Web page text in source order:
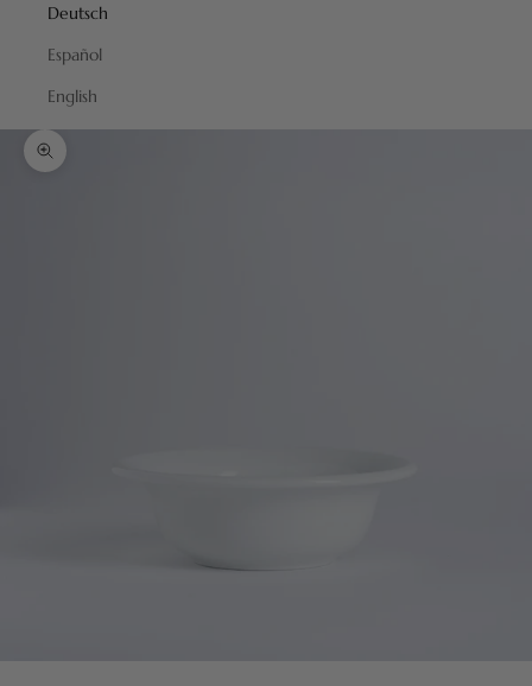
Deutsch
Español
English
Bild vergrößern